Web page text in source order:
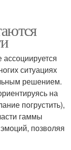
ситуациях
решением.
на
погрустить),
гаммы
позволяя